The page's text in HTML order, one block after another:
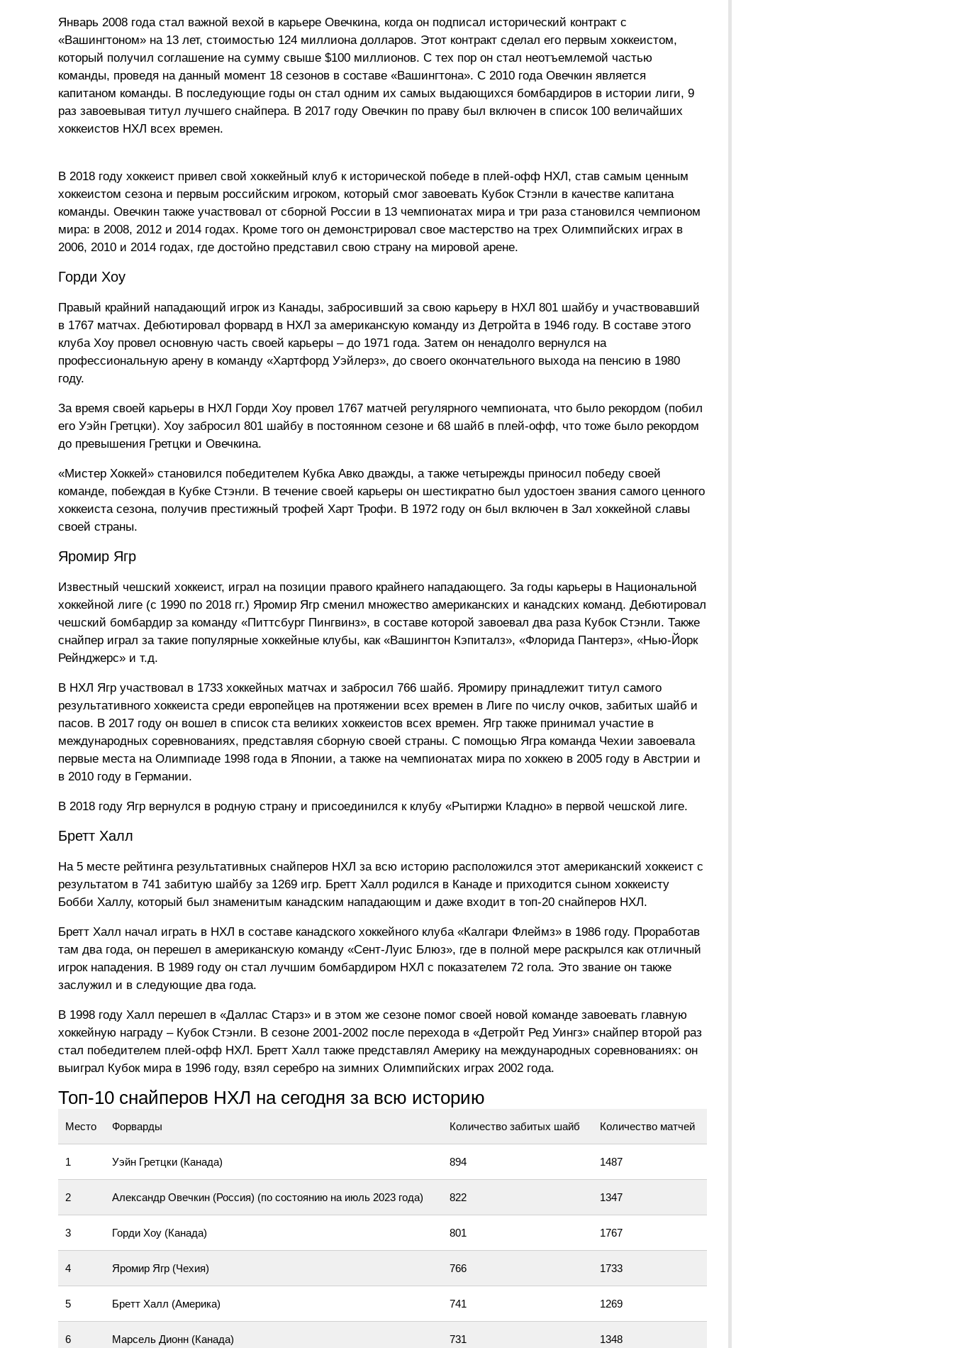
Январь 2008 года стал важной вехой в карьере Овечкина, когда он подписал исторический контракт с
«Вашингтоном» на 13 лет, стоимостью 124 миллиона долларов. Этот контракт сделал его первым хоккеистом,
который получил соглашение на сумму свыше $100 миллионов. С тех пор он стал неотъемлемой частью
команды, проведя на данный момент 18 сезонов в составе «Вашингтона». С 2010 года Овечкин является
капитаном команды. В последующие годы он стал одним их самых выдающихся бомбардиров в истории лиги, 9
раз завоевывая титул лучшего снайпера. В 2017 году Овечкин по праву был включен в список 100 величайших
хоккеистов НХЛ всех времен.
В 2018 году хоккеист привел свой хоккейный клуб к исторической победе в плей-офф НХЛ, став самым ценным
хоккеистом сезона и первым российским игроком, который смог завоевать Кубок Стэнли в качестве капитана
команды. Овечкин также участвовал от сборной России в 13 чемпионатах мира и три раза становился чемпионом
мира: в 2008, 2012 и 2014 годах. Кроме того он демонстрировал свое мастерство на трех Олимпийских играх в
2006, 2010 и 2014 годах, где достойно представил свою страну на мировой арене.
Горди Хоу
Правый крайний нападающий игрок из Канады, забросивший за свою карьеру в НХЛ 801 шайбу и участвовавший
в 1767 матчах. Дебютировал форвард в НХЛ за американскую команду из Детройта в 1946 году. В составе этого
клуба Хоу провел основную часть своей карьеры – до 1971 года. Затем он ненадолго вернулся на
профессиональную арену в команду «Хартфорд Уэйлерз», до своего окончательного выхода на пенсию в 1980
году.
За время своей карьеры в НХЛ Горди Хоу провел 1767 матчей регулярного чемпионата, что было рекордом (побил
его Уэйн Гретцки). Хоу забросил 801 шайбу в постоянном сезоне и 68 шайб в плей-офф, что тоже было рекордом
до превышения Гретцки и Овечкина.
«Мистер Хоккей» становился победителем Кубка Авко дважды, а также четырежды приносил победу своей
команде, побеждая в Кубке Стэнли. В течение своей карьеры он шестикратно был удостоен звания самого ценного
хоккеиста сезона, получив престижный трофей Харт Трофи. В 1972 году он был включен в Зал хоккейной славы
своей страны.
Яромир Ягр
Известный чешский хоккеист, играл на позиции правого крайнего нападающего. За годы карьеры в Национальной
хоккейной лиге (с 1990 по 2018 гг.) Яромир Ягр сменил множество американских и канадских команд. Дебютировал
чешский бомбардир за команду «Питтсбург Пингвинз», в составе которой завоевал два раза Кубок Стэнли. Также
снайпер играл за такие популярные хоккейные клубы, как «Вашингтон Кэпиталз», «Флорида Пантерз», «Нью-Йорк
Рейнджерс» и т.д.
В НХЛ Ягр участвовал в 1733 хоккейных матчах и забросил 766 шайб. Яромиру принадлежит титул самого
результативного хоккеиста среди европейцев на протяжении всех времен в Лиге по числу очков, забитых шайб и
пасов. В 2017 году он вошел в список ста великих хоккеистов всех времен. Ягр также принимал участие в
международных соревнованиях, представляя сборную своей страны. С помощью Ягра команда Чехии завоевала
первые места на Олимпиаде 1998 года в Японии, а также на чемпионатах мира по хоккею в 2005 году в Австрии и
в 2010 году в Германии.
В 2018 году Ягр вернулся в родную страну и присоединился к клубу «Рытиржи Кладно» в первой чешской лиге.
Бретт Халл
На 5 месте рейтинга результативных снайперов НХЛ за всю историю расположился этот американский хоккеист с
результатом в 741 забитую шайбу за 1269 игр. Бретт Халл родился в Канаде и приходится сыном хоккеисту
Бобби Халлу, который был знаменитым канадским нападающим и даже входит в топ-20 снайперов НХЛ.
Бретт Халл начал играть в НХЛ в составе канадского хоккейного клуба «Калгари Флеймз» в 1986 году. Проработав
там два года, он перешел в американскую команду «Сент-Луис Блюз», где в полной мере раскрылся как отличный
игрок нападения. В 1989 году он стал лучшим бомбардиром НХЛ с показателем 72 гола. Это звание он также
заслужил и в следующие два года.
В 1998 году Халл перешел в «Даллас Старз» и в этом же сезоне помог своей новой команде завоевать главную
хоккейную награду – Кубок Стэнли. В сезоне 2001-2002 после перехода в «Детройт Ред Уингз» снайпер второй раз
стал победителем плей-офф НХЛ. Бретт Халл также представлял Америку на международных соревнованиях: он
выиграл Кубок мира в 1996 году, взял серебро на зимних Олимпийских играх 2002 года.
Топ-10 снайперов НХЛ на сегодня за всю историю
Место Форварды Количество забитых шайб Количество матчей
1 Уэйн Гретцки (Канада) 894 1487
2 Александр Овечкин (Россия) (по состоянию на июль 2023 года) 822 1347
3 Горди Хоу (Канада) 801 1767
4 Яромир Ягр (Чехия) 766 1733
5 Бретт Халл (Америка) 741 1269
6 Марсель Дионн (Канада) 731 1348